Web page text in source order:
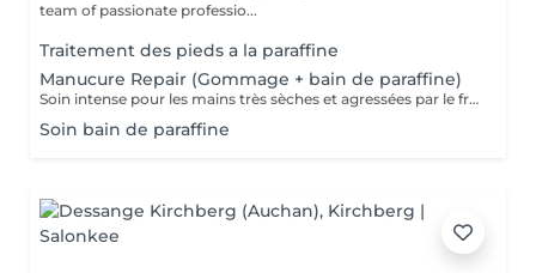
team of passionate professio...
Traitement des pieds a la paraffine
Manucure Repair (Gommage + bain de paraffine)
Soin intense pour les mains très sèches et agressées par le froid ou les produits. Comprend le limage des ongles, la pousse et la coupe des cuticules, gommage, masque à la paraffine de 10 minutes et massage avec une crème de soin. Application d'une base transparente si désirée.
Soin bain de paraffine